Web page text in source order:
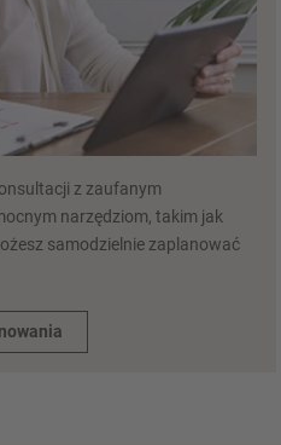
z zaufanym
narzędziom, takim jak
samodzielnie zaplanować